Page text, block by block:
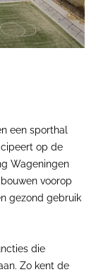
een sporthal
op de
Wageningen
voorop
gezond gebruik
die
Zo kent de